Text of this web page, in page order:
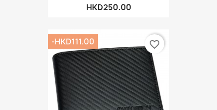
HKD250.00
-HKD111.00 favorite_border